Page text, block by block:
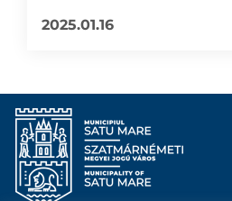
2025.01.16